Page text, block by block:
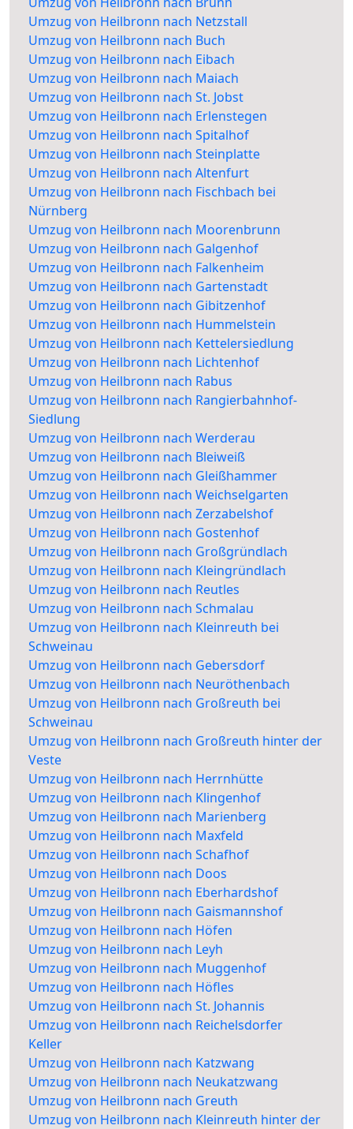
Umzug von Heilbronn nach Netzstall
Umzug von Heilbronn nach Buch
Umzug von Heilbronn nach Eibach
Umzug von Heilbronn nach Maiach
Umzug von Heilbronn nach St. Jobst
Umzug von Heilbronn nach Erlenstegen
Umzug von Heilbronn nach Spitalhof
Umzug von Heilbronn nach Steinplatte
Umzug von Heilbronn nach Altenfurt
Umzug von Heilbronn nach Fischbach bei
Nürnberg
Umzug von Heilbronn nach Moorenbrunn
Umzug von Heilbronn nach Galgenhof
Umzug von Heilbronn nach Falkenheim
Umzug von Heilbronn nach Gartenstadt
Umzug von Heilbronn nach Gibitzenhof
Umzug von Heilbronn nach Hummelstein
Umzug von Heilbronn nach Kettelersiedlung
Umzug von Heilbronn nach Lichtenhof
Umzug von Heilbronn nach Rabus
Umzug von Heilbronn nach Rangierbahnhof-
Siedlung
Umzug von Heilbronn nach Werderau
Umzug von Heilbronn nach Bleiweiß
Umzug von Heilbronn nach Gleißhammer
Umzug von Heilbronn nach Weichselgarten
Umzug von Heilbronn nach Zerzabelshof
Umzug von Heilbronn nach Gostenhof
Umzug von Heilbronn nach Großgründlach
Umzug von Heilbronn nach Kleingründlach
Umzug von Heilbronn nach Reutles
Umzug von Heilbronn nach Schmalau
Umzug von Heilbronn nach Kleinreuth bei
Schweinau
Umzug von Heilbronn nach Gebersdorf
Umzug von Heilbronn nach Neuröthenbach
Umzug von Heilbronn nach Großreuth bei
Schweinau
Umzug von Heilbronn nach Großreuth hinter der
Veste
Umzug von Heilbronn nach Herrnhütte
Umzug von Heilbronn nach Klingenhof
Umzug von Heilbronn nach Marienberg
Umzug von Heilbronn nach Maxfeld
Umzug von Heilbronn nach Schafhof
Umzug von Heilbronn nach Doos
Umzug von Heilbronn nach Eberhardshof
Umzug von Heilbronn nach Gaismannshof
Umzug von Heilbronn nach Höfen
Umzug von Heilbronn nach Leyh
Umzug von Heilbronn nach Muggenhof
Umzug von Heilbronn nach Höfles
Umzug von Heilbronn nach St. Johannis
Umzug von Heilbronn nach Reichelsdorfer
Keller
Umzug von Heilbronn nach Katzwang
Umzug von Heilbronn nach Neukatzwang
Umzug von Heilbronn nach Greuth
Umzug von Heilbronn nach Kleinreuth hinter der